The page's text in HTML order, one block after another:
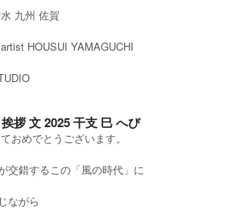
九州 佐賀
HOUSUI YAMAGUCHI
拶 文 2025 干支 巳 へび
おめでとうございます。
交錯するこの「風の時代」に
ながら